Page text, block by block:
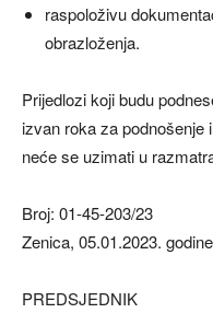
raspoloživu
obrazloženja.
Prijedlozi koji budu
izvan roka za podnošenje
neće se uzimati u
Broj: 01-45-203/23
Zenica, 05.01.2023. godine
PREDSJEDNIK